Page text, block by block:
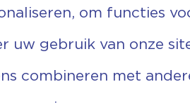
Fiscaal: 819280288
Rek.nr: NL85RABO0127579230
om functies
uw gebruik van onze
combineren met